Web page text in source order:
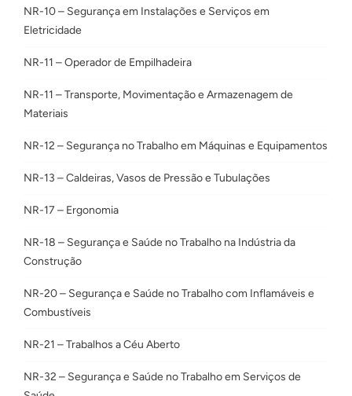
NR-10 – Segurança em Instalações e Serviços em
Eletricidade
NR-11 – Operador de Empilhadeira
NR-11 – Transporte, Movimentação e Armazenagem de
Materiais
NR-12 – Segurança no Trabalho em Máquinas e Equipamentos
NR-13 – Caldeiras, Vasos de Pressão e Tubulações
NR-17 – Ergonomia
NR-18 – Segurança e Saúde no Trabalho na Indústria da
Construção
NR-20 – Segurança e Saúde no Trabalho com Inflamáveis e
Combustíveis
NR-21 – Trabalhos a Céu Aberto
NR-32 – Segurança e Saúde no Trabalho em Serviços de